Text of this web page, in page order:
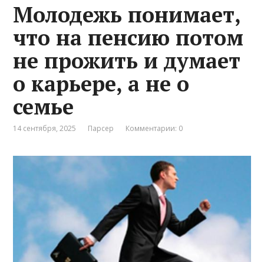
Молодежь понимает,
что на пенсию потом
не прожить и думает
о карьере, а не о
семье
14 сентября, 2025 Парсер Комментарии: 0